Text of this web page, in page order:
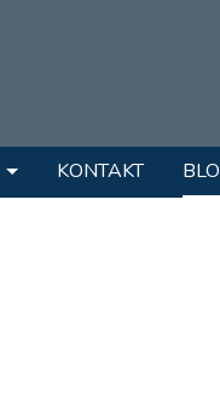
KONTAKT